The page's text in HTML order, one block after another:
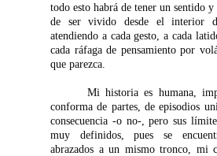
todo esto habrá de tener un sentido
de ser vivido desde el interior
atendiendo a cada gesto, a cada
cada ráfaga de pensamiento por
que parezca.
Mi historia es humana,
conforma de partes, de episodios
consecuencia -o no-, pero sus
muy definidos, pues se
abrazados a un mismo tronco, mi